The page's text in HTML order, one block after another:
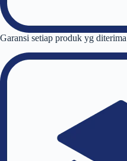
Garansi setiap produk yg diterima